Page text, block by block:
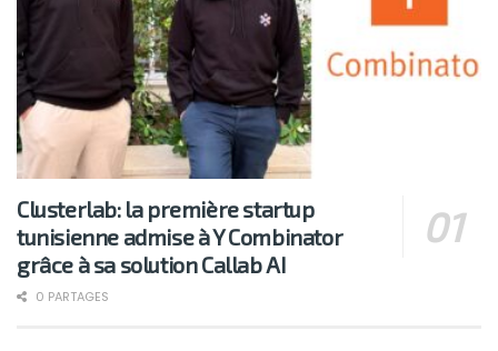
Clusterlab: la première startup
tunisienne admise à Y Combinator
grâce à sa solution Callab AI
0 PARTAGES